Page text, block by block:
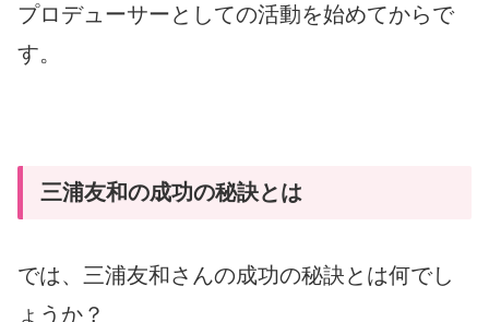
プロデューサーとしての活動を始めてからで
す。
三浦友和の成功の秘訣とは
では、三浦友和さんの成功の秘訣とは何でし
ょうか？